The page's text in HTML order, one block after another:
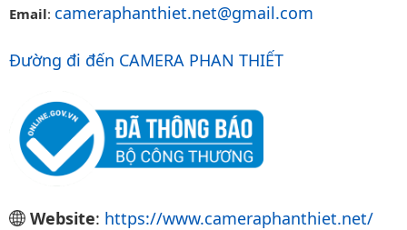
Email: cameraphanthiet.net@gmail.com
Đường đi đến CAMERA PHAN THIẾT
Website: https://www.cameraphanthiet.net/